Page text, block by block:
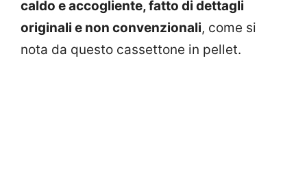
caldo e accogliente, fatto di dettagli
originali e non convenzionali, come si
nota da questo cassettone in pellet.